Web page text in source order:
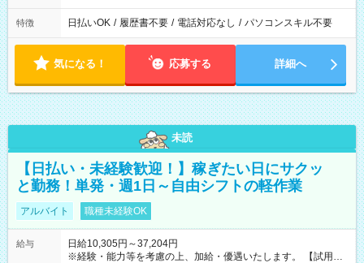
特徴 日払いOK / 履歴書不要 / 電話対応なし / パソコンスキル不要
気になる！ 応募する 詳細へ
未読
【日払い・未経験歓迎！】稼ぎたい日にサクッ
と勤務！単発・週1日～自由シフトの軽作業
アルバイト 職種未経験OK
給与
日給10,305円～37,204円
※経験・能力等を考慮の上、加給・優遇いたします。 【試用期